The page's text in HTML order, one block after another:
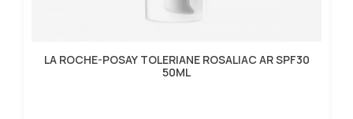
LA ROCHE-POSAY TOLERIANE ROSALIAC AR SPF30
50ML